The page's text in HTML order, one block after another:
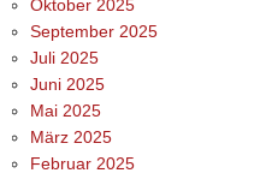
Oktober 2025
September 2025
Juli 2025
Juni 2025
Mai 2025
März 2025
Februar 2025